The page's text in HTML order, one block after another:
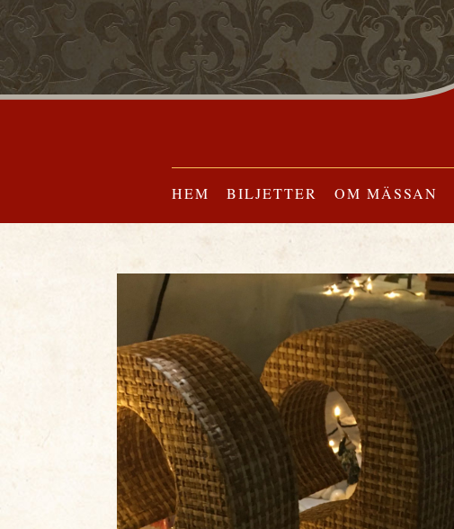
HEM BILJETTER OM MÄSSAN